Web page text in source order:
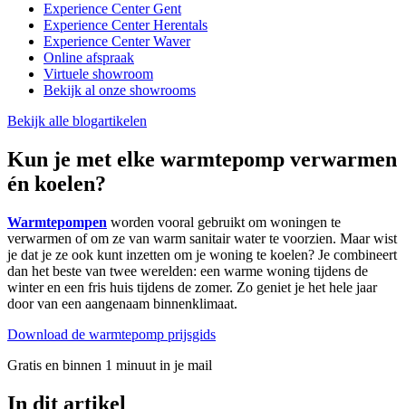
Experience Center Gent
Experience Center Herentals
Experience Center Waver
Online afspraak
Virtuele showroom
Bekijk al onze showrooms
Bekijk alle blogartikelen
Kun je met elke warmtepomp verwarmen
én koelen?
Warmtepompen worden vooral gebruikt om woningen te
verwarmen of om ze van warm sanitair water te voorzien. Maar wist
je dat je ze ook kunt inzetten om je woning te koelen? Je combineert
dan het beste van twee werelden: een warme woning tijdens de
winter en een fris huis tijdens de zomer. Zo geniet je het hele jaar
door van een aangenaam binnenklimaat.
Download de warmtepomp prijsgids
Gratis en binnen 1 minuut in je mail
In dit artikel